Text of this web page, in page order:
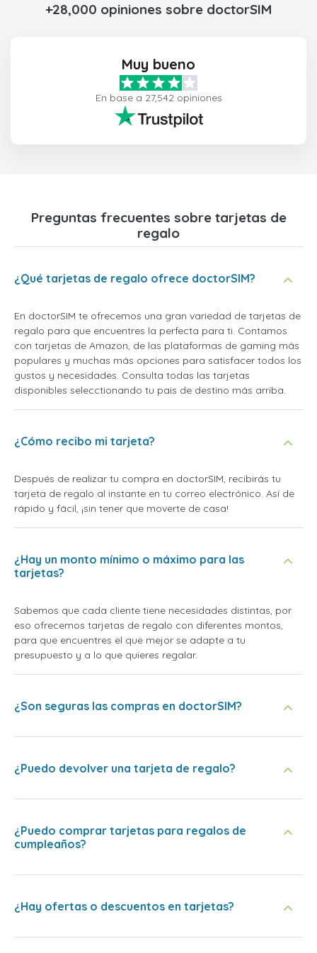
+28,000 opiniones sobre doctorSIM
Muy bueno
En base a 27,542 opiniones
Preguntas frecuentes sobre tarjetas de
regalo
¿Qué tarjetas de regalo ofrece doctorSIM?
En doctorSIM te ofrecemos una gran variedad de tarjetas de
regalo para que encuentres la perfecta para ti. Contamos
con tarjetas de Amazon, de las plataformas de gaming más
populares y muchas más opciones para satisfacer todos los
gustos y necesidades. Consulta todas las tarjetas
disponibles selecctionando tu pais de destino más arriba.
¿Cómo recibo mi tarjeta?
Después de realizar tu compra en doctorSIM, recibirás tu
tarjeta de regalo al instante en tu correo electrónico. Así de
rápido y fácil, ¡sin tener que moverte de casa!
¿Hay un monto mínimo o máximo para las
tarjetas?
Sabemos que cada cliente tiene necesidades distintas, por
eso ofrecemos tarjetas de regalo con diferentes montos,
para que encuentres el que mejor se adapte a tu
presupuesto y a lo que quieres regalar.
¿Son seguras las compras en doctorSIM?
¿Puedo devolver una tarjeta de regalo?
¿Puedo comprar tarjetas para regalos de
cumpleaños?
¿Hay ofertas o descuentos en tarjetas?